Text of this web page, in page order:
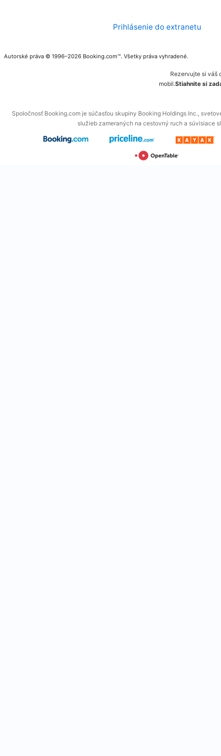
Prihlásenie do extranetu
Autorské práva © 1996–2026 Booking.com™. Všetky práva vyhradené.
Rezervujte si váš
mobil.Stiahnite si
Spoločnosť Booking.com je súčasťou skupiny Booking Holdings Inc.,
služieb zameraných na cestovný ruch a súvisiace